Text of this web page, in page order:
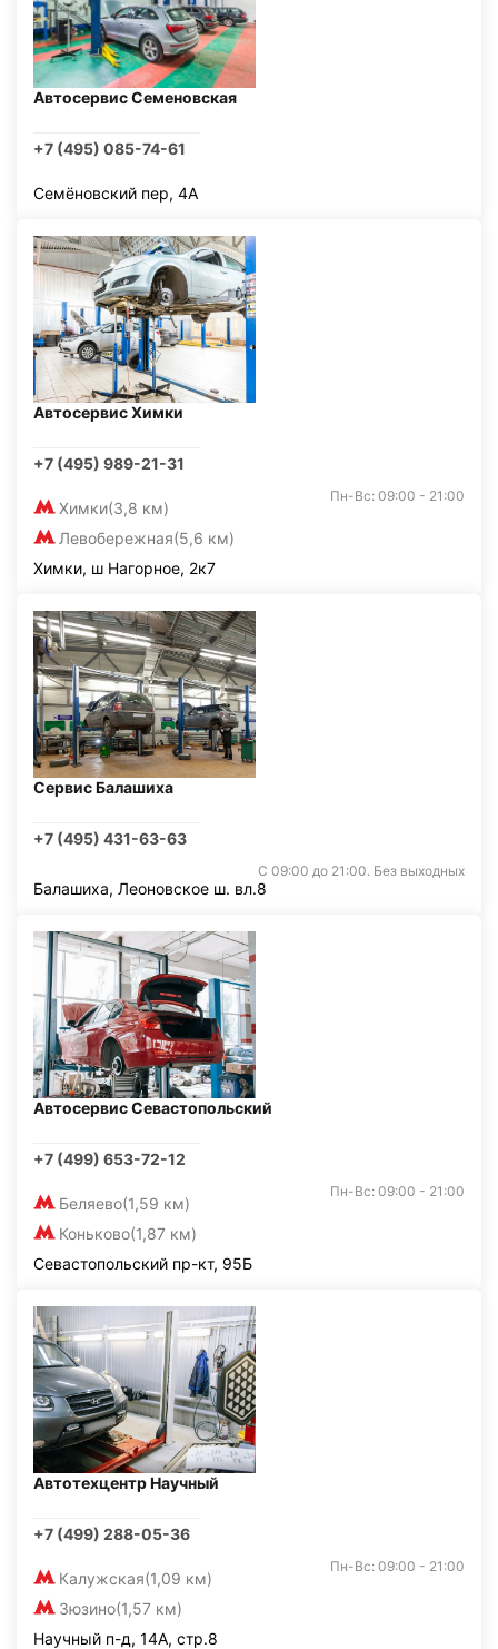
Автосервис Семеновская
+7 (495) 085-74-61
Семёновский пер, 4А
Автосервис Химки
+7 (495) 989-21-31
Химки(3,8 км)
Левобережная(5,6 км)
Пн-Вс: 09:00 - 21:00
Химки, ш Нагорное, 2к7
Сервис Балашиха
+7 (495) 431-63-63
С 09:00 до 21:00. Без выходных
Балашиха, Леоновское ш. вл.8
Автосервис Севастопольский
+7 (499) 653-72-12
Беляево(1,59 км)
Коньково(1,87 км)
Пн-Вс: 09:00 - 21:00
Севастопольский пр-кт, 95Б
Автотехцентр Научный
+7 (499) 288-05-36
Калужская(1,09 км)
Зюзино(1,57 км)
Пн-Вс: 09:00 - 21:00
Научный п-д, 14А, стр.8